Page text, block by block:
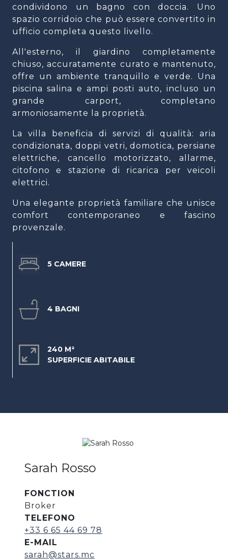
condividono un bagno con doccia. Uno
spazio corridoio che può essere convertito in
ufficio completa questo livello.
All'esterno, il giardino completamente
chiuso, accuratamente curato e mantenuto,
offre un ambiente tranquillo e verde. Una
piscina salina e ampi posti auto, incluso un
grande carport, completano
armoniosamente la proprietà.
La villa beneficia di servizi di qualità: aria
condizionata, doppi vetri, domotica, persiane
elettriche, cancello motorizzato, allarme,
citofono e stazione di ricarica per veicoli
elettrici.
Una elegante proprietà familiare che unisce
comfort contemporaneo e fascino
provenzale.
5 CAMERE
4 BAGNI
240 M²
SUPERFICIE ABITABILE
Sarah Rosso
FONCTION
Broker
TELEFONO
+33 6 65 44 69 78
E-MAIL
sarah@stars.mc